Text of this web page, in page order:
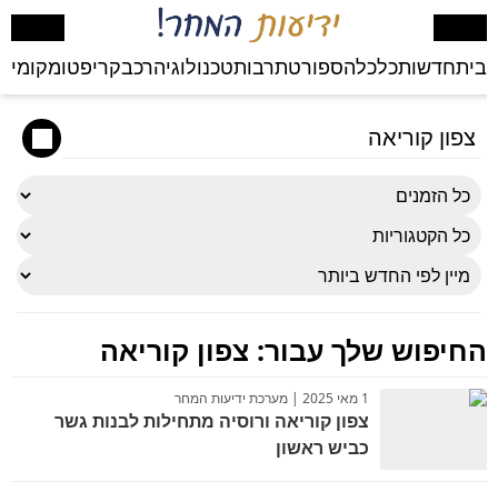
ביתחדשותכלכלהספורטתרבותטכנולוגיהרכבקריפטומקומי
החיפוש שלך עבור: צפון קוריאה
1 מאי 2025 | מערכת ידיעות המחר
צפון קוריאה ורוסיה מתחילות לבנות גשר
כביש ראשון